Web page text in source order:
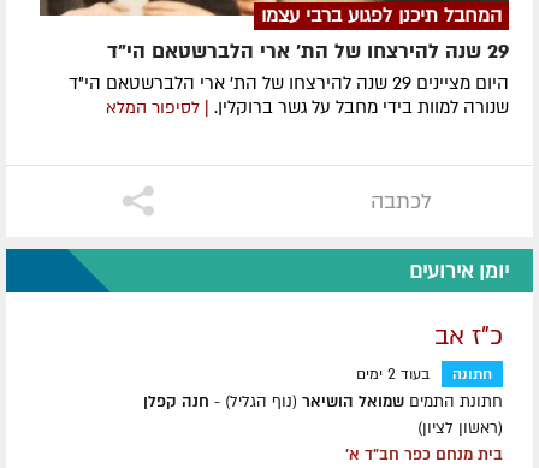
המחבל תיכנן לפגוע ברבי עצמו
29 שנה להירצחו של הת' ארי הלברשטאם הי"ד
היום מציינים 29 שנה להירצחו של הת' ארי הלברשטאם הי"ד
שנורה למוות בידי מחבל על גשר ברוקלין. | לסיפור המלא
לכתבה
יומן אירועים
כ"ז אב
חתונה בעוד 2 ימים
חתונת התמים שמואל הושיאר (נוף הגליל) - חנה קפלן
(ראשון לציון)
בית מנחם כפר חב"ד א'